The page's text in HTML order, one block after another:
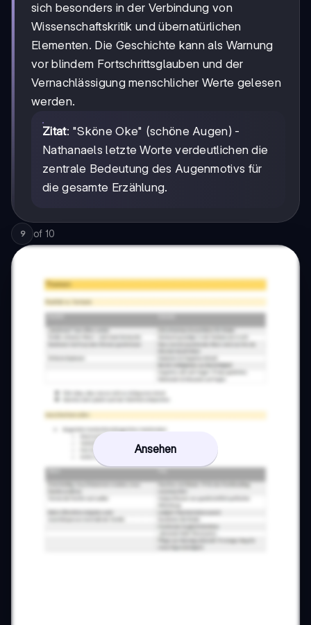
sich besonders in der Verbindung von
Wissenschaftskritik und übernatürlichen
Elementen. Die Geschichte kann als Warnung
vor blindem Fortschrittsglauben und der
Vernachlässigung menschlicher Werte gelesen
werden.
Zitat: "Sköne Oke" (schöne Augen) -
Nathanaels letzte Worte verdeutlichen die
zentrale Bedeutung des Augenmotivs für
die gesamte Erzählung.
9 of 10
Ansehen